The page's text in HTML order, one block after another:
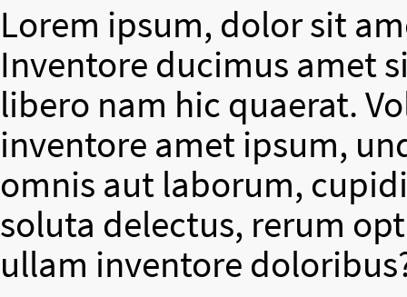
Lorem ipsum, dolor sit
Inventore ducimus amet
libero nam hic quaerat.
inventore amet ipsum,
omnis aut laborum,
soluta delectus, rerum
ullam inventore